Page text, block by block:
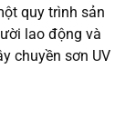
quy trình sản
lao động và
chuyền sơn UV